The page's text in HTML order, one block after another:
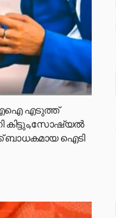
എഐ എടുത്ത്
കിട്ടും,സോഷ്യല്‍
ബാധകമായ ഐടി